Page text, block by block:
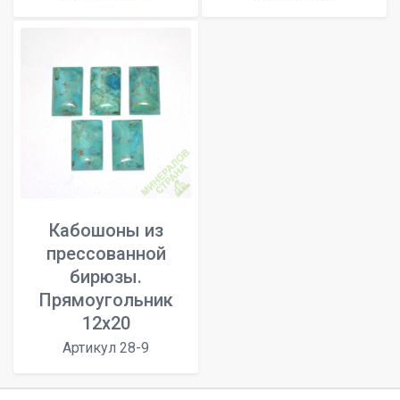
Кабошоны из
прессованной
бирюзы.
Прямоугольник
12х20
Артикул 28-9